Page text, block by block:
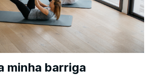
minha barriga